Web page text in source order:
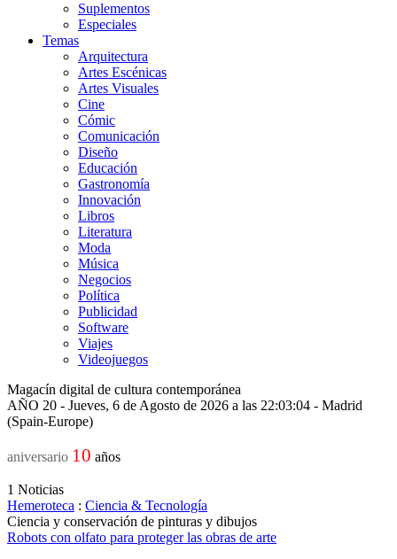
Suplementos
Especiales
Temas
Arquitectura
Artes Escénicas
Artes Visuales
Cine
Cómic
Comunicación
Diseño
Educación
Gastronomía
Innovación
Libros
Literatura
Moda
Música
Negocios
Política
Publicidad
Software
Viajes
Videojuegos
Magacín digital de cultura contemporánea
AÑO 20 - Jueves, 6 de Agosto de 2026 a las 22:03:04 - Madrid
(Spain-Europe)
aniversario 10 años
1 Noticias
Hemeroteca : Ciencia & Tecnología
Ciencia y conservación de pinturas y dibujos
Robots con olfato para proteger las obras de arte